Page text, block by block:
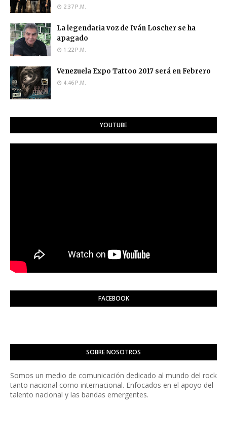
2:37 P.M.
La legendaria voz de Iván Loscher se ha
apagado
1:22 P.M.
Venezuela Expo Tattoo 2017 será en Febrero
4:46 P.M.
YOUTUBE
FACEBOOK
SOBRE NOSOTROS
Somos un medio de comunicación dedicado al mundo del rock
tanto nacional como internacional. Enfocados en el apoyo del
talento nacional y las bandas emergentes.